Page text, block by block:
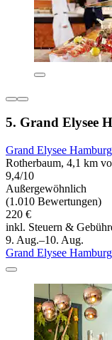
5. Grand Elysee
Grand Elysee Hamburg
Rotherbaum, 4,1 km
9,4/10
Außergewöhnlich
(1.010 Bewertungen)
220 €
inkl. Steuern &
9. Aug.–10. Aug.
Grand Elysee Hamburg